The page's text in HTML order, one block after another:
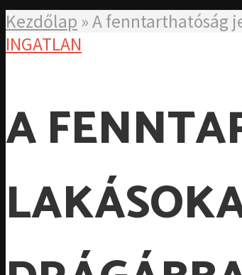
Kezdőlap »A fenntarthatóság
INGATLAN
A